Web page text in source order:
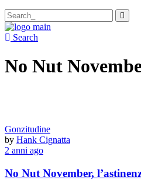
Search
for:
Search
No Nut
Gonzitudine
by Hank Cignatta
2 anni ago
No Nut November,